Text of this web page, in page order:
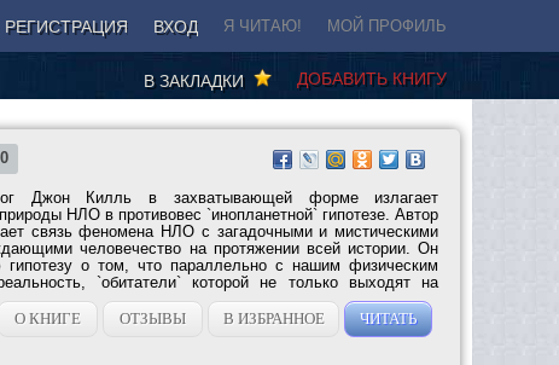
РЕГИСТРАЦИЯ ВХОД Я ЧИТАЮ! МОЙ ПРОФИЛЬ
ДОБАВИТЬ КНИГУ
В ЗАКЛАДКИ
0
Джон Килль в захватывающей форме излагает
НЛО в противовес `инопланетной` гипотезе. Автор
связь феномена НЛО с загадочными и мистическими
человечество на протяжении всей истории. Он
гипотезу о том, что параллельно с нашим физическим
`обитатели` которой не только выходят на
О КНИГЕ
ОТЗЫВЫ В ИЗБРАННОЕ ЧИТАТЬ